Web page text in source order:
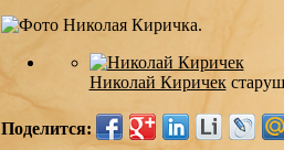
Николай Киричек
Поделится: